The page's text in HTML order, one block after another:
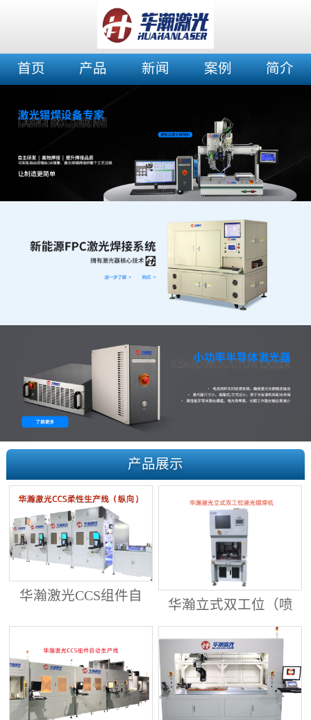
首页 产品 新闻 案例 简介
产品展示
华瀚激光CCS组件自
动生产线（纵向线）
华瀚立式双工位（喷
射锡膏）激光焊锡机